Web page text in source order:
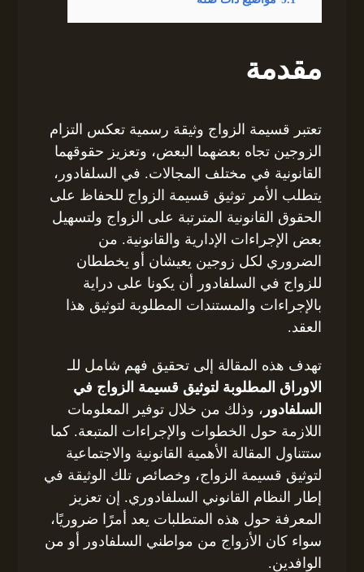
مقدمة
تعتبر قسيمة الزواج وثيقة رسمية تعكس التزام
الزوجين تجاه بعضهما البعض، وتعزيز حقوقهما
القانونية في مختلف المجالات. في السلفادور،
يتطلب الأمر توثيق قسيمة الزواج للحفاظ على
الحقوق القانونية المترتبة على الزواج ولتسهيل
بعض الإجراءات الإدارية والقانونية. من
الضروري لكل زوجين يعيشان أو يخططان
للزواج في السلفادور أن يكونا على دراية
بالإجراءات والمستندات المطلوبة لتوثيق هذا
العقد.
تهدف هذه المقالة إلى تحقيق فهم شامل للـ
الاوراق المطلوبة لتوثيق قسيمة الزواج في
السلفادور ، وذلك من خلال توفير المعلومات
اللازمة حول الخطوات والإجراءات المتبعة. كما
ستتناول المقالة الأهمية القانونية والاجتماعية
لتوثيق قسيمة الزواج، وخصائص تلك الوثيقة في
إطار النظام القانوني السلفادوري. إن تعزيز
المعرفة حول هذه المتطلبات يعد أمرًا ضروريًا،
سواء كان الأزواج من مواطني السلفادور أو من
الوافدين.